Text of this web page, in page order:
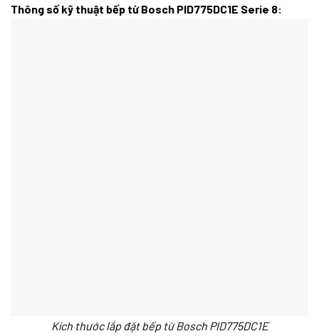
Thông số kỹ thuật bếp từ Bosch PID775DC1E Serie 8:
Kích thước lắp đặt bếp từ Bosch PID775DC1E